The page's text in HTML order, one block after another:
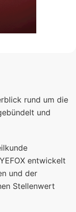
rund um die
und
entwickelt
und der
Stellenwert